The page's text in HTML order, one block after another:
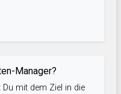
Manager?
Du mit dem Ziel in die